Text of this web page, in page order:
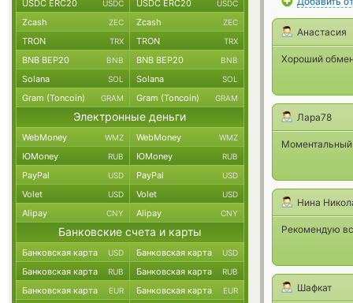
Анастасия
Хороший
Лара78
Нина
Рекомендую
Шафкат
USDC ERC20 USDC USDC ERC20 USDC
Zcash ZEC Zcash ZEC
TRON TRX TRON TRX
BNB BEP20 BNB BNB BEP20 BNB
Solana SOL Solana SOL
Gram (Toncoin) GRAM Gram (Toncoin) GRAM
Электронные деньги
WebMoney WMZ WebMoney WMZ
ЮMoney RUB ЮMoney RUB
PayPal USD PayPal USD
Volet USD Volet USD
Alipay CNY Alipay CNY
Банковские счета и карты
Банковская карта USD Банковская карта USD
Банковская карта RUB Банковская карта RUB
Банковская карта EUR Банковская карта EUR